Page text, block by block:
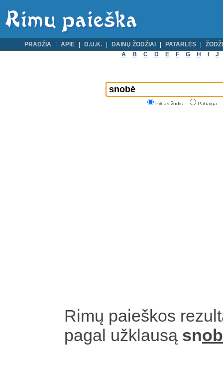
PRADŽIA APIE D.U.K. DAINŲ ŽODŽIAI PATARLĖS
A
B C D E F G H J
Pilnas žodis Pabaiga
Rimų paieškos
pagal užklausą sn